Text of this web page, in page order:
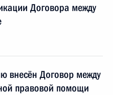
Договора между
внесён Договор между
правовой помощи